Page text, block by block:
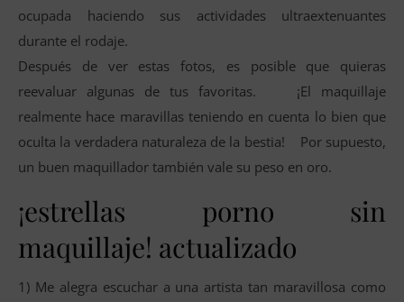
ocupada haciendo sus actividades ultraextenuantes
durante el rodaje.
Después de ver estas fotos, es posible que quieras
reevaluar algunas de tus favoritas. ¡El maquillaje
realmente hace maravillas teniendo en cuenta lo bien que
oculta la verdadera naturaleza de la bestia! Por supuesto,
un buen maquillador también vale su peso en oro.
¡estrellas porno sin
maquillaje! actualizado
1) Me alegra escuchar a una artista tan maravillosa como